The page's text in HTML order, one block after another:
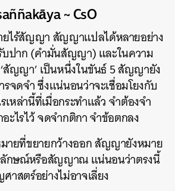
~ CsO
ไร้สัญญา สัญญาแปลได้หลายอย่าง
บปาก (คำมั่นสัญญา) และในความ
ญญา’ เป็นหนึ่งในขันธ์ 5 สัญญายัง
จดจำ ซึ่งแน่นอนว่าจะเชื่อมโยงกับ
เหล่านี้ที่เมื่อกระทำแล้ว จำต้องจำ
ะไรไว้ จดจำกติกา จำข้อตกลง
ายที่ขยายกว้างออก สัญญายังหมาย
ลักษณ์หรือสัญญาณ แน่นอนว่าตรงนี้
สตร์อย่างไม่อาจเลี่ยง